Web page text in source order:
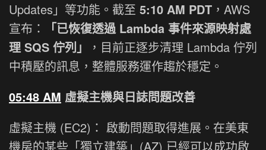
Updates」等功能。截至 5:10 AM PDT ，AWS
宣布：
「已恢復透過 Lambda 事件來源映射處
理 SQS 佇列」
，目前正逐步清理 Lambda 佇列
中積壓的訊息，整體服務運作趨於穩定。
05:48 AM 虛擬主機與日誌問題改善
虛擬主機 (EC2)： 啟動問題取得進展。在美東
機房的某些「獨立建築」(AZ) 已經可以成功啟